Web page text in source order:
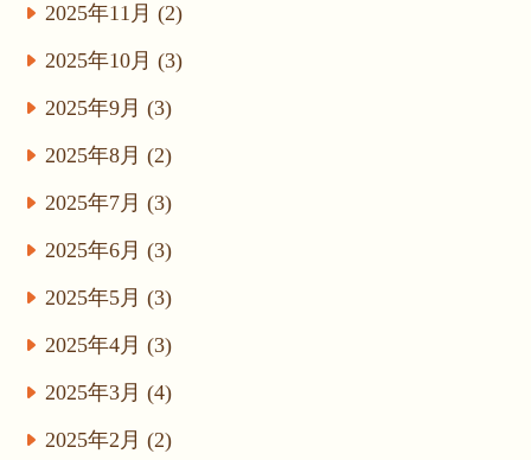
2025年11月 (2)
2025年10月 (3)
2025年9月 (3)
2025年8月 (2)
2025年7月 (3)
2025年6月 (3)
2025年5月 (3)
2025年4月 (3)
2025年3月 (4)
2025年2月 (2)